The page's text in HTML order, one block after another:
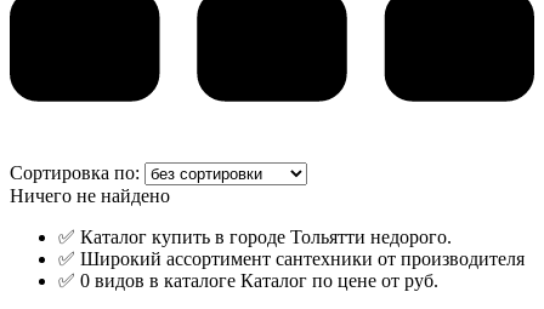
Сортировка по:
Ничего не найдено
✅ Каталог купить в городе Тольятти недорого.
✅ Широкий ассортимент сантехники от производителя
✅ 0 видов в каталоге Каталог по цене от руб.